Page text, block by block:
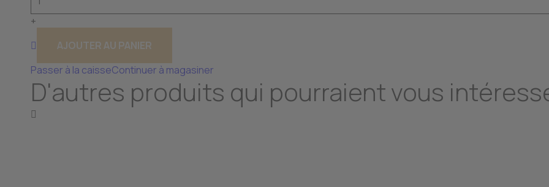
+
AJOUTER AU PANIER
Passer à la caisseContinuer à magasiner
D'autres produits qui pourraient vous